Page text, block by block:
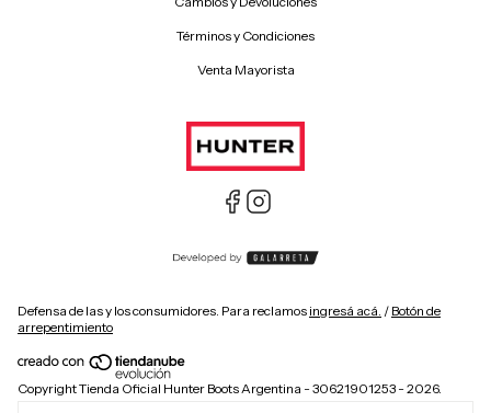
Términos y Condiciones
Venta Mayorista
Defensa de las y los consumidores. Para reclamos ingresá acá. / Botón de
arrepentimiento
Copyright Tienda Oficial Hunter Boots Argentina - 30621901253 - 2026.